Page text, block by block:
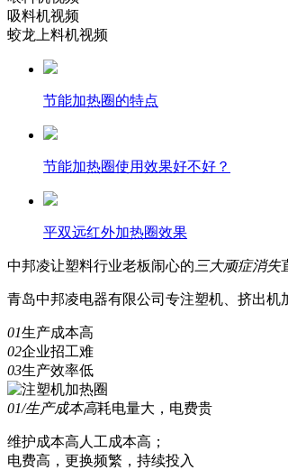
吸料机视频
蛟龙上料机视频
节能加热圈的特点
节能加热圈使用效果好不好？
平双远红外加热圈效果
中邦凌让塑料行业老板闹心的 三大顽症消失
青岛中邦凌电器有限公司专注塑机、挤出机
01生产成本高
02企业招工难
03生产效率低
01/生产成本高耗电量大，电费贵
维护成本高人工成本高；
电费高，更换频繁，持续投入